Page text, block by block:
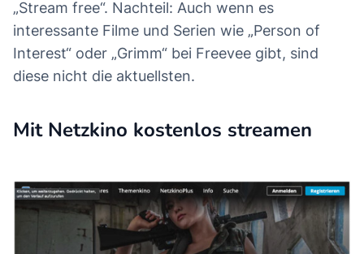
„Stream free“. Nachteil: Auch wenn es
interessante Filme und Serien wie „Person of
Interest“ oder „Grimm“ bei Freevee gibt, sind
diese nicht die aktuellsten.
Mit Netzkino kostenlos streamen